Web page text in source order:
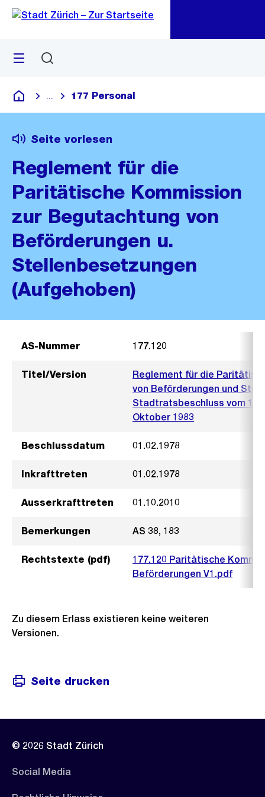
Navigation
Sprunglink
Menü
Deutsch
Blende alle Breadcrumbs ein
177 Personal
Seite vorlesen
Reglement für die
Paritätische Kommission
zur Begutachtung von
Beförderungen u.
Stellenbesetzungen
(Aufgehoben)
AS-Nummer 177.120
Titel/Version
Reglement für die
von Beförderungen und
Stadtratsbeschluss vom 1.
Oktober 1983
Beschlussdatum 01.02.1978
Inkrafttreten 01.02.1978
Ausserkrafttreten 01.10.2010
Bemerkungen AS 38, 183
Rechtstexte (pdf)
177.120 Paritätische
Beförderungen V1.pdf
Zu diesem Erlass existieren keine weiteren
Versionen.
Seite drucken
© 2026 Stadt Zürich
Social Media